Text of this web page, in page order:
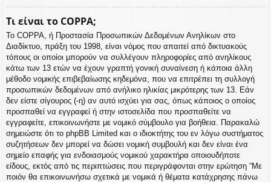
Τι είναι το COPPA;
Το COPPA, ή Προστασία Προσωπικών Δεδομένων Ανηλίκων στο
Διαδίκτυο, πράξη του 1998, είναι νόμος που απαιτεί από δικτυακούς
τόπους οι οποίοι μπορούν να συλλέγουν πληροφορίες από ανηλίκους
κάτω των 13 ετών να έχουν γραπτή γονική συναίνεση ή κάποια άλλη
μέθοδο νομικής επιβεβαίωσης κηδεμόνα, που να επιτρέπει τη συλλογή
προσωπικών δεδομένων από ανήλικο ηλικίας μικρότερης των 13. Εάν
δεν είστε σίγουρος (-η) αν αυτό ισχύει για σας, όπως κάποιος ο οποίος
προσπαθεί να εγγραφεί ή στην ιστοσελίδα που προσπαθείτε να
εγγραφείτε, επικοινωνήστε με νομικό σύμβουλο για βοήθεια. Παρακαλώ
σημειώστε ότι το phpBB Limited και ο ιδιοκτήτης του εν λόγω συστήματος
συζητήσεων δεν μπορεί να δώσει νομική συμβουλή και δεν είναι ένα
σημείο επαφής για ενδοιασμούς νομικού χαρακτήρα οποιουδήποτε
είδους, εκτός από τις περιπτώσεις που περιγράφονται στην ερώτηση “Με
ποιόν θα επικοινωνήσω σχετικά με νομικά ή θέματα κατάχρησης πάνω